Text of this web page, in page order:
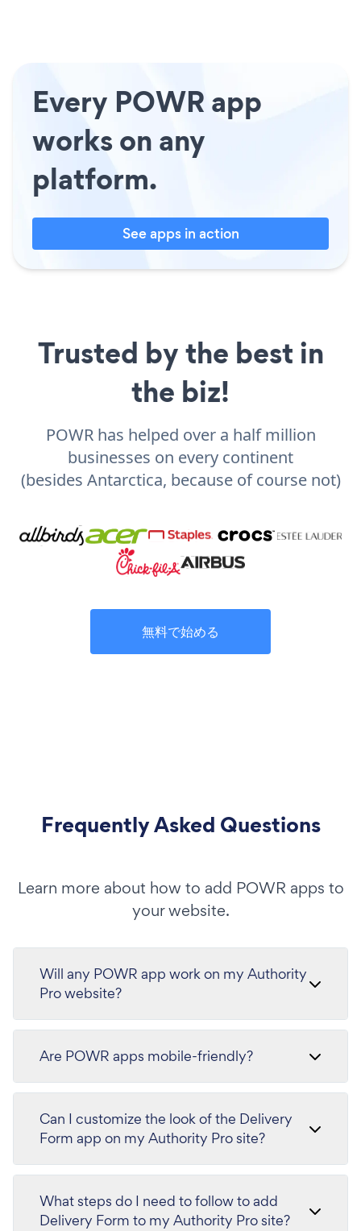
Every POWR app
works on any
platform.
See apps in action
Trusted by the best in
the biz!
POWR has helped over a half million
businesses on every continent
(besides Antarctica, because of course not)
無料で始める
Frequently Asked Questions
Learn more about how to add POWR apps to
your website.
Will any POWR app work on my Authority
Pro website?
Are POWR apps mobile-friendly?
Can I customize the look of the Delivery
Form app on my Authority Pro site?
What steps do I need to follow to add
Delivery Form to my Authority Pro site?